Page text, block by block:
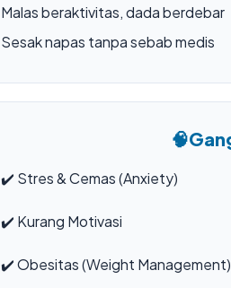
Malas beraktivitas, dada berdebar
Sesak napas tanpa sebab medis
🧠
✔️ Stres & Cemas (Anxiety)
✔️ Kurang Motivasi
✔️Obesitas (Weight Management)